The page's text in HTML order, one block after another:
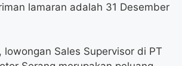
lamaran adalah 31 Desember
lowongan Sales Supervisor di PT